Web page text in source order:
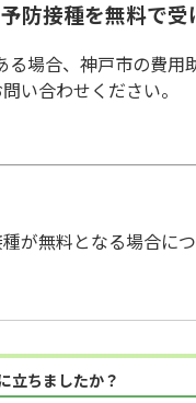
防接種を無料で
る場合、神戸市の費
い合わせください。
が無料となる場合に
立ちましたか？